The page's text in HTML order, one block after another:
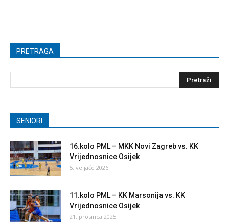
PRETRAGA
SENIORI
16.kolo PML – MKK Novi Zagreb vs. KK
Vrijednosnice Osijek
5. veljače 2026.
11.kolo PML – KK Marsonija vs. KK
Vrijednosnice Osijek
21. prosinca 2025.